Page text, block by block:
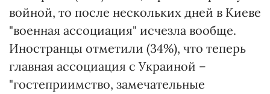
войной, то после нескольких дней в Киеве
"военная ассоциация" исчезла вообще.
Иностранцы отметили (34%), что теперь
главная ассоциация с Украиной –
"гостеприимство, замечательные